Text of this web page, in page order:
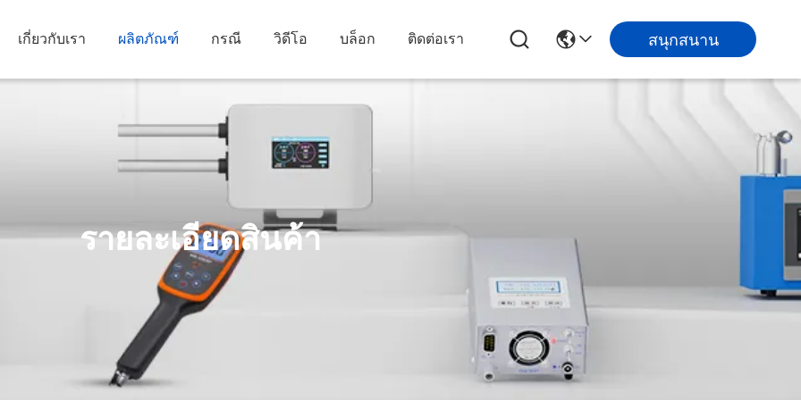
เกี่ยวกับเรา ผลิตภัณฑ์ กรณี วิดีโอ บล็อก ติดต่อเรา สนุกสนาน
รายละเอียดสินค้า